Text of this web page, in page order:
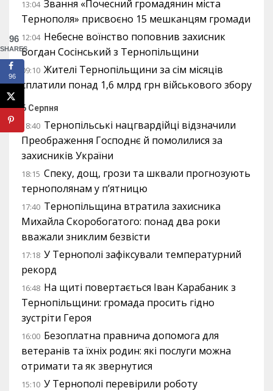
13:04 Звання «Почесний громадянин міста
Тернополя» присвоєно 15 мешканцям громади
12:04 Небесне воїнство поповнив захисник
Богдан Сосінський з Тернопільщини
09:10 Жителі Тернопільщини за сім місяців
сплатили понад 1,6 млрд грн військового збору
6 Серпня
18:40 Тернопільські нацгвардійці відзначили
Преображення Господнє й помолилися за
захисників України
18:15 Спеку, дощ, грози та шквали прогнозують
тернополянам у п’ятницю
17:40 Тернопільщина втратила захисника
Михайла Скоробогатого: понад два роки
вважали зниклим безвісти
17:18 У Тернополі зафіксували температурний
рекорд
16:48 На щиті повертається Іван Карабаник з
Тернопільщини: громада просить гідно
зустріти Героя
16:00 Безоплатна правнича допомога для
ветеранів та їхніх родин: які послуги можна
отримати та як звернутися
15:10 У Тернополі перевірили роботу
96
SHARES
96